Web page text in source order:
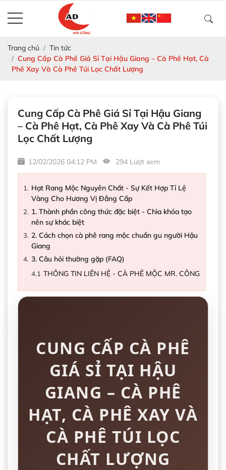
Trang chủ
Tin tức
Cung Cấp Cà Phê Giá Sỉ Tại Hậu Giang – Cà Phê Hạt, Cà
Phê Xay Và Cà Phê Túi Lọc Chất Lượng
Cung Cấp Cà Phê Giá Sỉ Tại Hậu Giang
– Cà Phê Hạt, Cà Phê Xay Và Cà Phê Túi
Lọc Chất Lượng
12/02/2026 04:12 PM 294 Lượt xem
Hạt Rang Mộc Nguyên Chất - Sự Kết Hợp Tỉ Lệ
Vàng Cho Hương Vị Đẳng Cấp
1. Thành phần công thức đặc biệt - Chìa khóa tạo
nên sự khác biệt
2. Cách chọn cà phê rang mộc chuẩn gu người Hậu
Giang
3. Câu hỏi thường gặp (FAQ)
THÔNG TIN LIÊN HỆ - CÀ PHÊ MỘC MR. CÔNG
CUNG CẤP CÀ PHÊ
GIÁ SỈ TẠI HẬU
GIANG – CÀ PHÊ
HẠT, CÀ PHÊ XAY VÀ
CÀ PHÊ TÚI LỌC
CHẤT LƯỢNG